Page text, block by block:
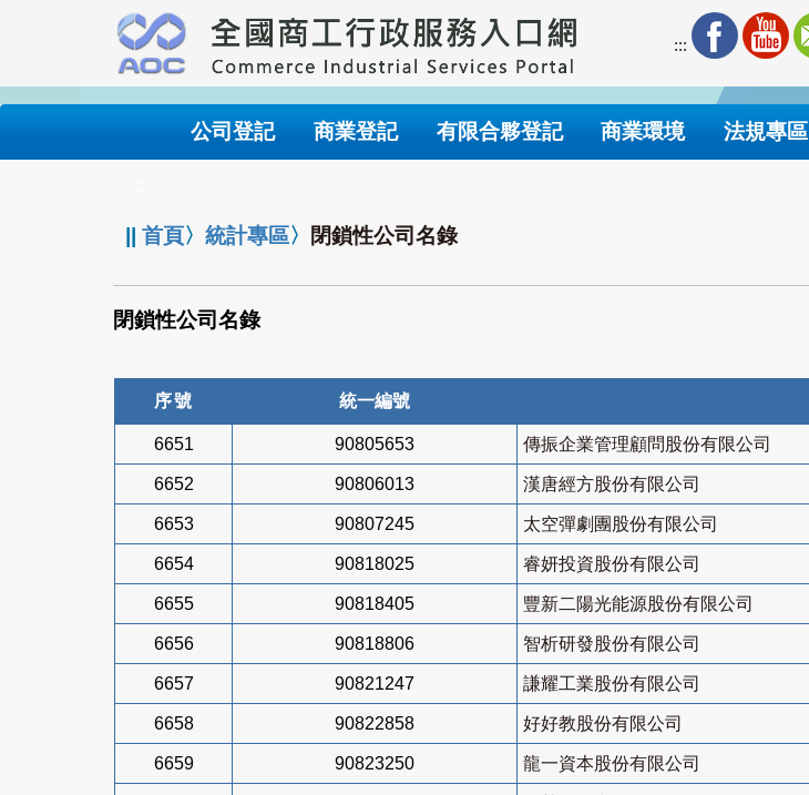
要
內
:::
公司登記 商業登記 有限合夥登記 商業環境 法規專區
||首頁〉統計專區〉 閉鎖性公司名錄
閉鎖性公司名錄
序號 統一編號
6651 90805653 傳振企業管理顧問股份有限公司
6652 90806013 漢唐經方股份有限公司
6653 90807245 太空彈劇團股份有限公司
6654 90818025 睿妍投資股份有限公司
6655 90818405 豐新二陽光能源股份有限公司
6656 90818806 智析研發股份有限公司
6657 90821247 謙耀工業股份有限公司
6658 90822858 好好教股份有限公司
6659 90823250 龍一資本股份有限公司